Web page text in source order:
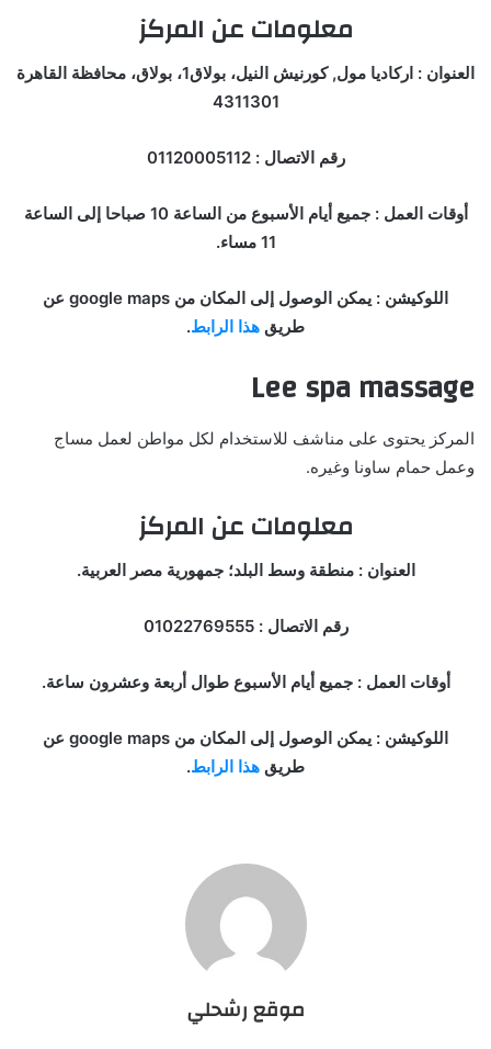
معلومات عن المركز
العنوان : اركاديا مول, كورنيش النيل، بولاق1، بولاق، محافظة القاهرة
4311301
رقم الاتصال : 01120005112
أوقات العمل : جميع أيام الأسبوع من الساعة 10 صباحا إلى الساعة
11 مساء.
اللوكيشن : يمكن الوصول إلى المكان من google maps عن
طريق هذا الرابط.
Lee spa massage
المركز يحتوى على مناشف للاستخدام لكل مواطن لعمل مساج
وعمل حمام ساونا وغيره.
معلومات عن المركز
العنوان : منطقة وسط البلد؛ جمهورية مصر العربية.
رقم الاتصال : 01022769555
أوقات العمل : جميع أيام الأسبوع طوال أربعة وعشرون ساعة.
اللوكيشن : يمكن الوصول إلى المكان من google maps عن
طريق هذا الرابط.
موقع رشحلي